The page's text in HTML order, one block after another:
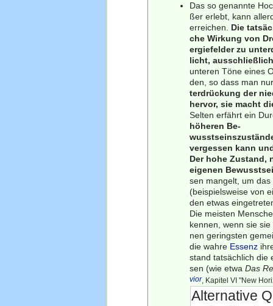
Das so genannte
ßer erlebt, kann
erreichen. Die
che Wirkung von
ergiefelder zu
licht,
unteren Töne eines
den, so dass man
terdrückung der
hervor, sie macht
Selten erfährt ein
höheren Be-
vergessen kann
Der hohe Zustand,
eigenen
sen mangelt, um
(beispielsweise von
den etwas
Die meisten
kennen, wenn sie
nen geringsten
die wahre Essenz
stand tatsächlich die
sen (wie etwaDas
vior, Kapitel VI "New
Alternative